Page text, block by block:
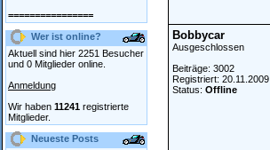
================
Wer ist online?
Aktuell sind hier 2251 Besucher
und 0 Mitglieder online.
Anmeldung
Wir haben 11241 registrierte
Mitglieder.
Neueste Posts
Bobbycar
Ausgeschlossen
Beiträge: 3002
Registriert: 20.11.2009
Status: Offline